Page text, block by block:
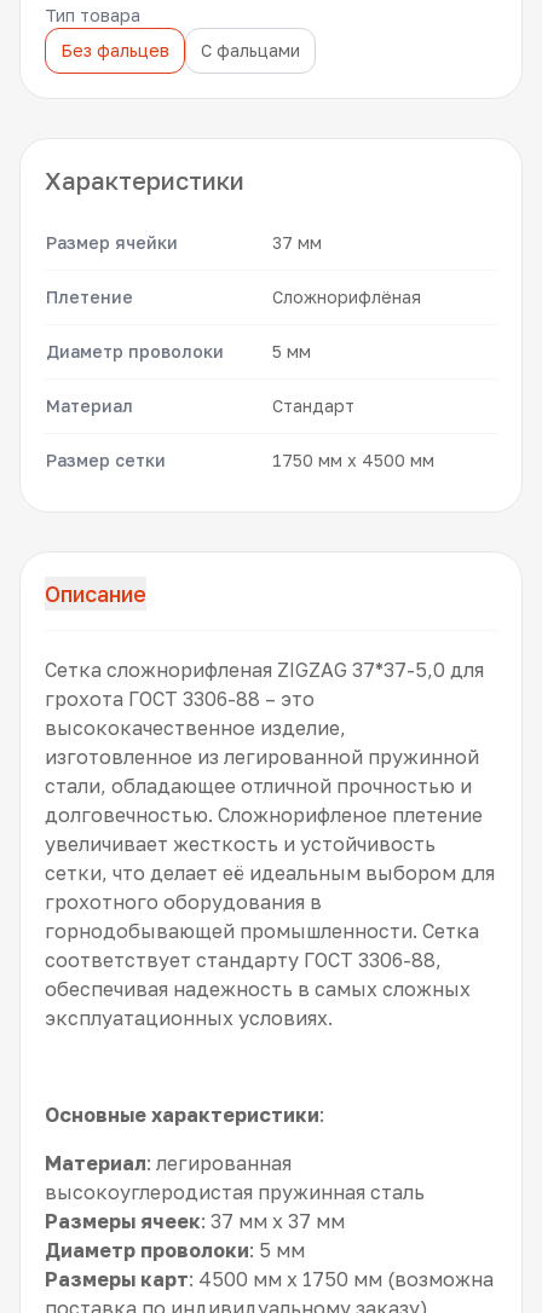
Тип товара
Без фальцев
С фальцами
Характеристики
Размер ячейки 37 мм
Плетение Сложнорифлёная
Диаметр проволоки 5 мм
Материал Стандарт
Размер сетки 1750 мм x 4500 мм
Описание
Сетка сложнорифленая ZIGZAG 37*37-5,0 для
грохота ГОСТ 3306-88 – это
высококачественное изделие,
изготовленное из легированной пружинной
стали, обладающее отличной прочностью и
долговечностью. Сложнорифленое плетение
увеличивает жесткость и устойчивость
сетки, что делает её идеальным выбором для
грохотного оборудования в
горнодобывающей промышленности. Сетка
соответствует стандарту ГОСТ 3306-88,
обеспечивая надежность в самых сложных
эксплуатационных условиях.
Основные характеристики:
Материал: легированная
высокоуглеродистая пружинная сталь
Размеры ячеек: 37 мм x 37 мм
Диаметр проволоки: 5 мм
Размеры карт: 4500 мм x 1750 мм (возможна
поставка по индивидуальному заказу)